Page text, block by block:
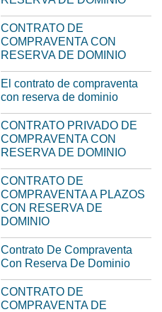
CONTRATO DE
COMPRAVENTA CON
RESERVA DE DOMINIO
El contrato de compraventa
con reserva de dominio
CONTRATO PRIVADO DE
COMPRAVENTA CON
RESERVA DE DOMINIO
CONTRATO DE
COMPRAVENTA A PLAZOS
CON RESERVA DE
DOMINIO
Contrato De Compraventa
Con Reserva De Dominio
CONTRATO DE
COMPRAVENTA DE